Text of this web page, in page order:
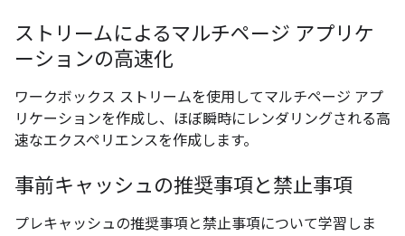
ストリームによるマルチページ アプリケ
ーションの高速化
ワークボックス ストリームを使用してマルチページ アプ
リケーションを作成し、ほぼ瞬時にレンダリングされる高
速なエクスペリエンスを作成します。
事前キャッシュの推奨事項と禁止事項
プレキャッシュの推奨事項と禁止事項について学習しま